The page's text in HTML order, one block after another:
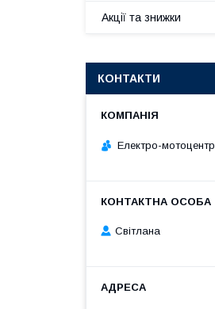
Акції та знижки
КОНТАКТИ
Електро-мотоцентр
Світлана